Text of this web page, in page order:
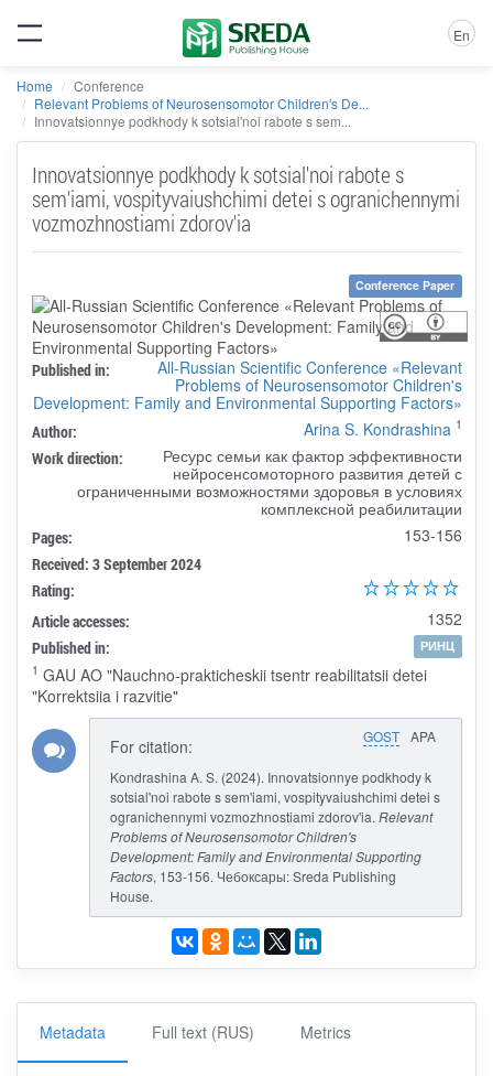
En
Home
Conference
Relevant Problems of Neurosensomotor Children's De...
Innovatsionnye podkhody k sotsial'noi rabote s sem...
Innovatsionnye podkhody k sotsial'noi rabote s
sem'iami, vospityvaiushchimi detei s ogranichennymi
vozmozhnostiami zdorov'ia
Conference Paper
Published in:
All-Russian Scientific Conference «Relevant
Problems of Neurosensomotor Children's
Development: Family and Environmental Supporting Factors»
Author: Arina S. Kondrashina 1
Work direction:
Ресурс семьи как фактор эффективности
нейросенсомоторного развития детей с
ограниченными возможностями здоровья в условиях
комплексной реабилитации
Pages: 153-156
Received: 3 September 2024
Rating:
Article accesses:
1352
Published in:
РИНЦ
1 GAU AO "Nauchno-prakticheskii tsentr reabilitatsii detei
"Korrektsiia i razvitie"
GOST APA
For citation:
Kondrashina A. S. (2024). Innovatsionnye podkhody k
sotsial'noi rabote s sem'iami, vospityvaiushchimi detei s
ogranichennymi vozmozhnostiami zdorov'ia. Relevant
Problems of Neurosensomotor Children's
Development: Family and Environmental Supporting
Factors, 153-156. Чебоксары: Sreda Publishing
House.
Metadata Full text (RUS) Metrics